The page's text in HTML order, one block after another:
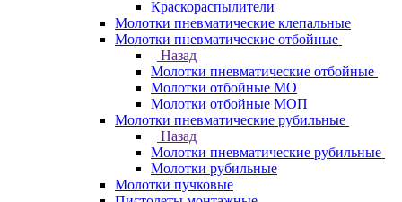
Краскораспылители
Молотки пневматические клепальные
Молотки пневматические отбойные
Назад
Молотки пневматические отбойные
Молотки отбойные МО
Молотки отбойные МОП
Молотки пневматические рубильные
Назад
Молотки пневматические рубильные
Молотки рубильные
Молотки пучковые